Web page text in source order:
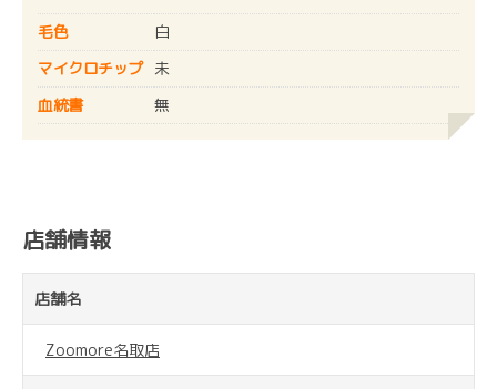
毛色
白
マイクロチップ
未
血統書
無
店舗情報
店舗名
Zoomore名取店